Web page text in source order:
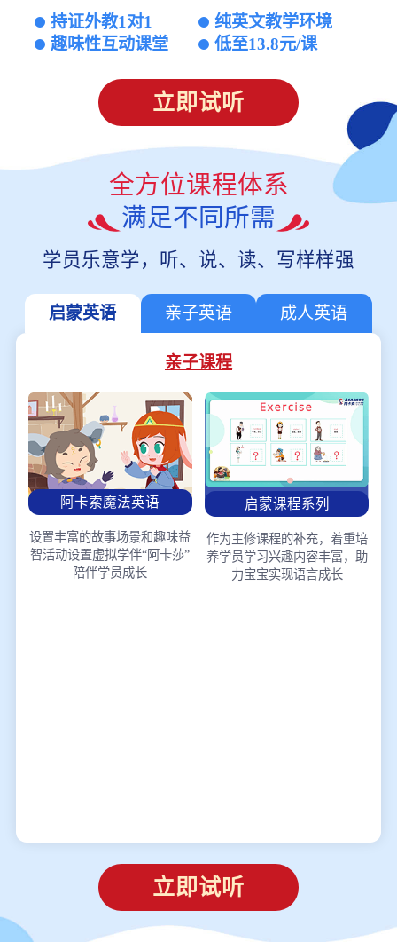
持证外教1对1
纯英文教学环境
趣味性互动课堂
低至13.8元/课
立即试听
全方位课程体系
满足不同所需
学员乐意学，听、说、读、写样样强
启蒙英语 亲子英语 成人英语
亲子课程
阿卡索魔法英语
设置丰富的故事场景和趣味益
智活动设置虚拟学伴“阿卡莎”
陪伴学员成长
启蒙课程系列
作为主修课程的补充，着重培
养学员学习兴趣内容丰富，助
力宝宝实现语言成长
立即试听